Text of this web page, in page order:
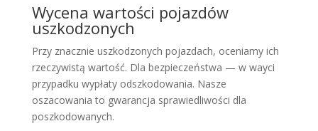
Wycena wartości pojazdów
uszkodzonych
Przy znacznie uszkodzonych pojazdach, oceniamy ich
rzeczywistą wartość. Dla bezpieczeństwa — w wayci
przypadku wypłaty odszkodowania. Nasze
oszacowania to gwarancja sprawiedliwości dla
poszkodowanych.